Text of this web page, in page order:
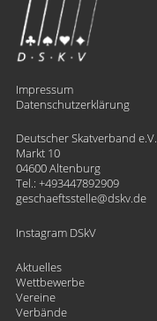
Impressum
Datenschutzerklärung
Deutscher Skatverband e.V.
Markt 10
04600 Altenburg
Tel.: +493447892909
geschaeftsstelle
​dskv.de
Instagram DSkV
Aktuelles
Wettbewerbe
Vereine
Verbände